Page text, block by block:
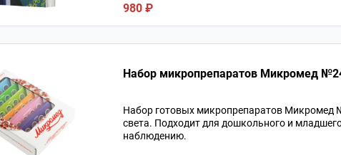
980 ₽
Набор микропрепаратов Микромед
Набор готовых микропрепаратов Микромед
света. Подходит для дошкольного и
наблюдению.